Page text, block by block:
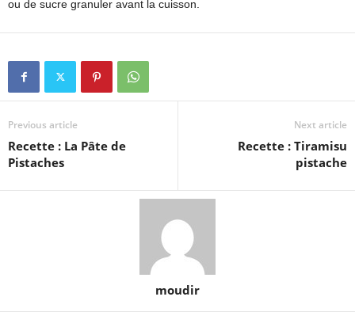
ou de sucre granuler avant la cuisson.
Previous article
Recette : La Pâte de
Pistaches
Next article
Recette : Tiramisu
pistache
moudir